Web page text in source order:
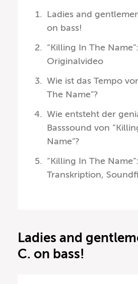
Ladies and
on bass!
“Killing In The Name”:
Originalvideo
Wie ist das Tempo
The Name”?
Wie entsteht der
Basssound von
Name”?
“Killing In The Name”:
Transkription,
Ladies and
C. on bass!